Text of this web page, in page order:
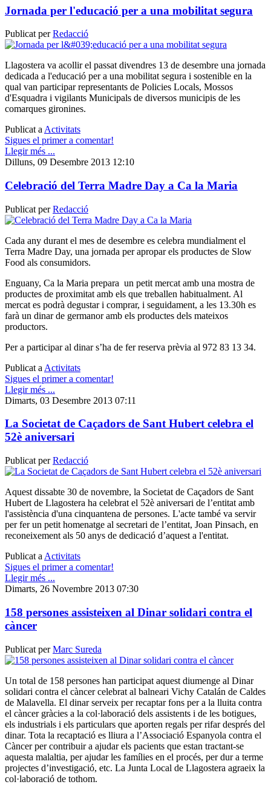
Jornada per l'educació per a una mobilitat segura
Publicat perRedacció
Llagostera va acollir el passat divendres 13 de desembre una jornada
dedicada a l'educació per a una mobilitat segura i sostenible en la
qual van participar representants de Policies Locals, Mossos
d'Esquadra i vigilants Municipals de diversos municipis de les
comarques gironines.
Publicat a Activitats
Sigues el primer a comentar!
Llegir més ...
Dilluns, 09 Desembre 2013 12:10
Celebració del Terra Madre Day a Ca la Maria
Publicat perRedacció
Cada any durant el mes de desembre es celebra mundialment el
Terra Madre Day, una jornada per apropar els productes de Slow
Food als consumidors.
Enguany, Ca la Maria prepara un petit mercat amb una mostra de
productes de proximitat amb els que treballen habitualment. Al
mercat es podrà degustar i comprar, i seguidament, a les 13.30h es
farà un dinar de germanor amb els productes dels mateixos
productors.
Per a participar al dinar s’ha de fer reserva prèvia al 972 83 13 34.
Publicat a Activitats
Sigues el primer a comentar!
Llegir més ...
Dimarts, 03 Desembre 2013 07:11
La Societat de Caçadors de Sant Hubert celebra el
52è aniversari
Publicat perRedacció
Aquest dissabte 30 de novembre, la Societat de Caçadors de Sant
Hubert de Llagostera ha celebrat el 52è aniversari de l’entitat amb
l'assistència d'una cinquantena de persones. L'acte també va servir
per fer un petit homenatge al secretari de l’entitat, Joan Pinsach, en
reconeixement als 50 anys de dedicació d’aquest a l'entitat.
Publicat a Activitats
Sigues el primer a comentar!
Llegir més ...
Dimarts, 26 Novembre 2013 07:30
158 persones assisteixen al Dinar solidari contra el
càncer
Publicat perMarc Sureda
Un total de 158 persones han participat aquest diumenge al Dinar
solidari contra el càncer celebrat al balneari Vichy Catalán de Caldes
de Malavella. El dinar serveix per recaptar fons per a la lluita contra
el càncer gràcies a la col·laboració dels assistents i de les botigues,
els industrials i els particulars que aporten regals per rifar després del
dinar. Tota la recaptació es lliura a l’Associació Espanyola contra el
Càncer per contribuir a ajudar els pacients que estan tractant-se
aquesta malaltia, per ajudar les famílies en el procés, per dur a terme
projectes d’investigació, etc. La Junta Local de Llagostera agraeix la
col·laboració de tothom.